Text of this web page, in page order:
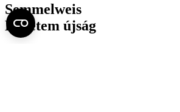
Semmelweis
Egyetem újság